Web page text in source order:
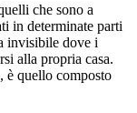
che sono a
in determinate parti
invisibile dove i
alla propria casa.
è quello composto